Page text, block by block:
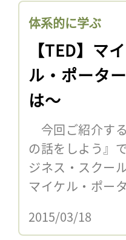
体系的に学ぶ
【TED】マ
ル・ポータ
は〜
今回ご紹介す
の話をしよう』
ジネス・スクー
マイケル・ポー
2015/03/18